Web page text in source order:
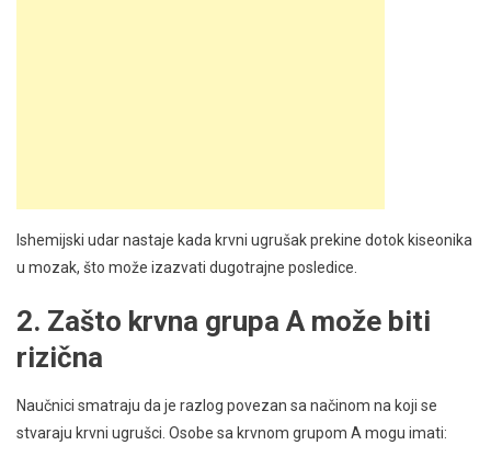
Ishemijski udar nastaje kada krvni ugrušak prekine dotok kiseonika
u mozak, što može izazvati dugotrajne posledice.
2. Zašto krvna grupa A može biti
rizična
Naučnici smatraju da je razlog povezan sa načinom na koji se
stvaraju krvni ugrušci. Osobe sa krvnom grupom A mogu imati: